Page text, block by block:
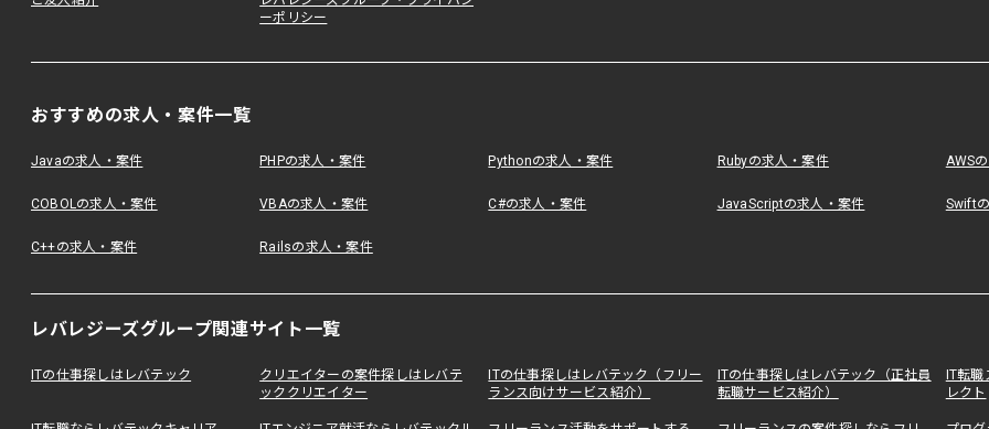
ーポリシー
おすすめの求人・案件一覧
Javaの求人・案件 PHPの求人・案件 Pythonの求人・案件 Rubyの求人・案件 AWS
COBOLの求人・案件 VBAの求人・案件 C#の求人・案件 JavaScriptの求人・案件 Swift
C++の求人・案件 Railsの求人・案件
レバレジーズグループ関連サイト一覧
ITの仕事探しはレバテック
クリエイターの案件探しはレバテ
ッククリエイター
ITの仕事探しはレバテック（フリー
ランス向けサービス紹介）
ITの仕事探しはレバテック（正社員
転職サービス紹介）
IT転
レクト